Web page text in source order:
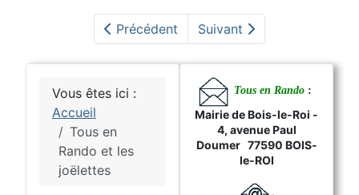
Précédent Suivant
Vous êtes ici :
Accueil
Tous en
Rando et les
joëlettes
Tous en Rando :
Mairie de Bois-le-Roi -
4, avenue Paul
Doumer 77590 BOIS-
le-ROI